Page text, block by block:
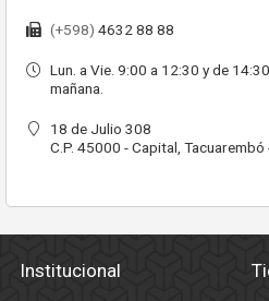
(+598) 4632 88 88
Lun. a Vie. 9:00 a 12:30 y de
mañana.
18 de Julio 308
C.P. 45000 - Capital, Tacuarembó
Institucional